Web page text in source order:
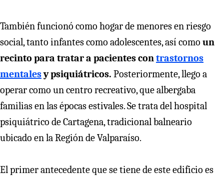
También funcionó como hogar de menores en riesgo
social, tanto infantes como adolescentes, así como un
recinto para tratar a pacientes contrastornos
mentalesy psiquiátricos. Posteriormente, llego a
operar como un centro recreativo, que albergaba
familias en las épocas estivales. Se trata del hospital
psiquiátrico de Cartagena, tradicional balneario
ubicado en la Región de Valparaíso.
El primer antecedente que se tiene de este edificio es